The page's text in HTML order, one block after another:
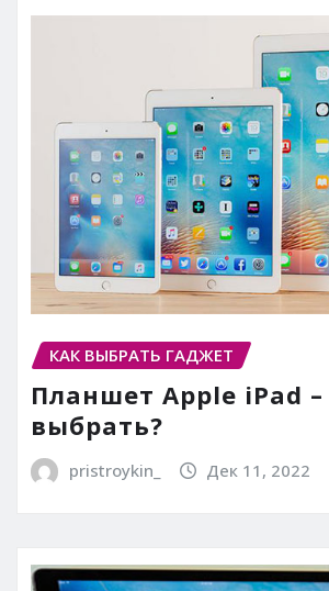
КАК ВЫБРАТЬ ГАДЖЕТ
Планшет Apple iPad
выбрать?
pristroykin_ Дек 11, 2022